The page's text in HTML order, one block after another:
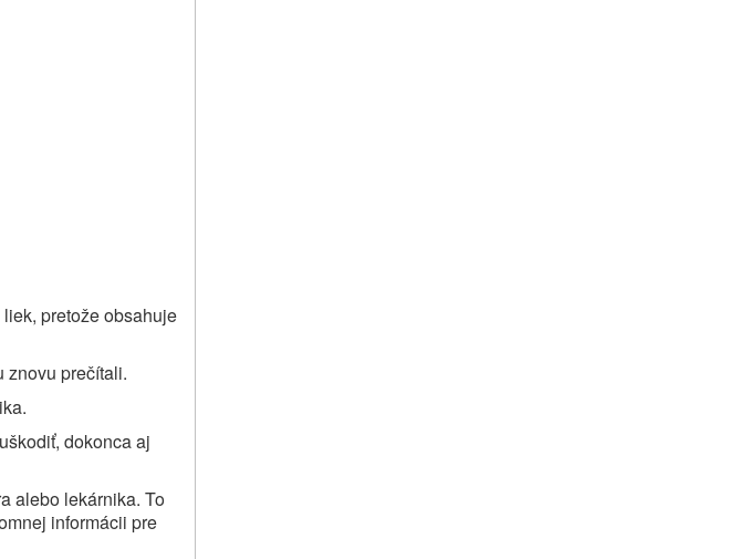
pretože obsahuje
znovu prečítali.
dokonca aj
alebo lekárnika. To
informácii pre